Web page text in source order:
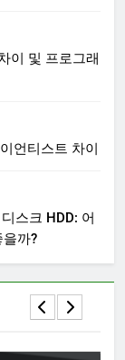
이 및 프로그래
언티스트 차이
스크 HDD: 어
까?